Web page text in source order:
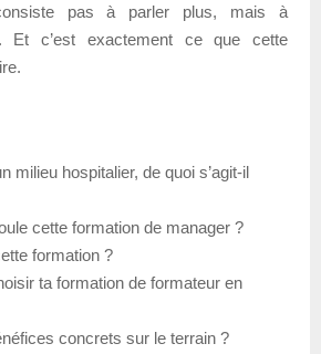
pas à parler plus, mais à
Et c’est exactement ce que cette
milieu hospitalier, de quoi s’agit-il
cette formation de manager ?
formation ?
ta formation de formateur en
concrets sur le terrain ?